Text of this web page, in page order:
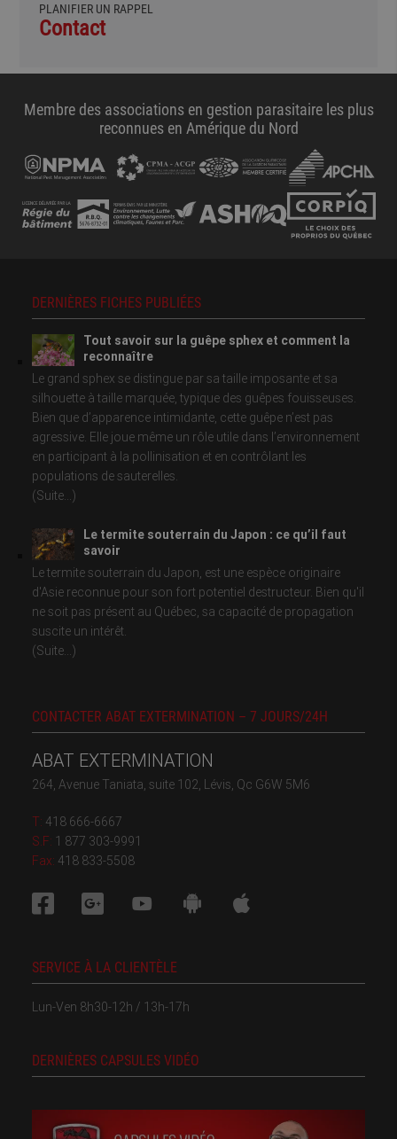
PLANIFIER UN RAPPEL
Contact
Membre des associations en gestion parasitaire les plus
reconnues en Amérique du Nord
DERNIÈRES FICHES PUBLIÉES
Tout savoir sur la guêpe sphex et comment la
reconnaître
Le grand sphex se distingue par sa taille imposante et sa
silhouette à taille marquée, typique des guêpes fouisseuses.
Bien que d’apparence intimidante, cette guêpe n’est pas
agressive. Elle joue même un rôle utile dans l’environnement
en participant à la pollinisation et en contrôlant les
populations de sauterelles.
(Suite...)
Le termite souterrain du Japon : ce qu’il faut
savoir
Le termite souterrain du Japon, est une espèce originaire
d'Asie reconnue pour son fort potentiel destructeur. Bien qu'il
ne soit pas présent au Québec, sa capacité de propagation
suscite un intérêt.
(Suite...)
CONTACTER ABAT EXTERMINATION – 7 JOURS/24H
ABAT EXTERMINATION
264, Avenue Taniata, suite 102, Lévis, Qc G6W 5M6
T: 418 666-6667
S.F: 1 877 303-9991
Fax: 418 833-5508
SERVICE À LA CLIENTÈLE
Lun-Ven 8h30-12h / 13h-17h
DERNIÈRES CAPSULES VIDÉO